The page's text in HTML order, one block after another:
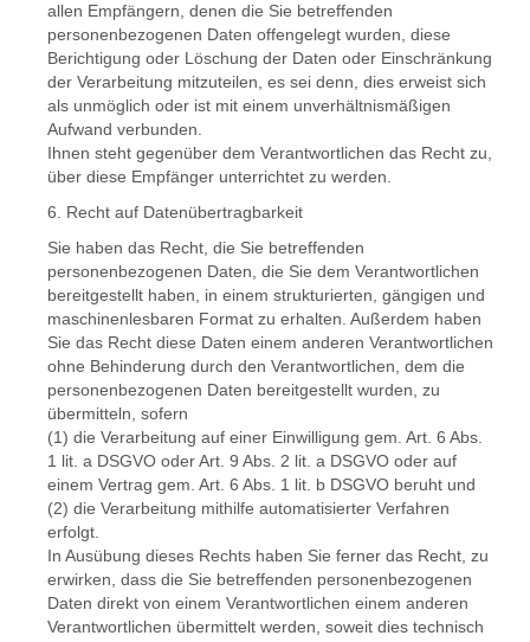
allen Empfängern, denen die Sie betreffenden
personenbezogenen Daten offengelegt wurden, diese
Berichtigung oder Löschung der Daten oder Einschränkung
der Verarbeitung mitzuteilen, es sei denn, dies erweist sich
als unmöglich oder ist mit einem unverhältnismäßigen
Aufwand verbunden.
Ihnen steht gegenüber dem Verantwortlichen das Recht zu,
über diese Empfänger unterrichtet zu werden.
6. Recht auf Datenübertragbarkeit
Sie haben das Recht, die Sie betreffenden
personenbezogenen Daten, die Sie dem Verantwortlichen
bereitgestellt haben, in einem strukturierten, gängigen und
maschinenlesbaren Format zu erhalten. Außerdem haben
Sie das Recht diese Daten einem anderen Verantwortlichen
ohne Behinderung durch den Verantwortlichen, dem die
personenbezogenen Daten bereitgestellt wurden, zu
übermitteln, sofern
(1) die Verarbeitung auf einer Einwilligung gem. Art. 6 Abs.
1 lit. a DSGVO oder Art. 9 Abs. 2 lit. a DSGVO oder auf
einem Vertrag gem. Art. 6 Abs. 1 lit. b DSGVO beruht und
(2) die Verarbeitung mithilfe automatisierter Verfahren
erfolgt.
In Ausübung dieses Rechts haben Sie ferner das Recht, zu
erwirken, dass die Sie betreffenden personenbezogenen
Daten direkt von einem Verantwortlichen einem anderen
Verantwortlichen übermittelt werden, soweit dies technisch